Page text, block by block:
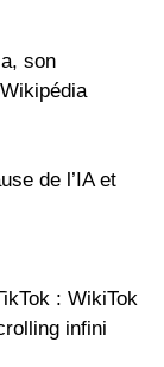
son
de l’IA et
: WikiTok
infini